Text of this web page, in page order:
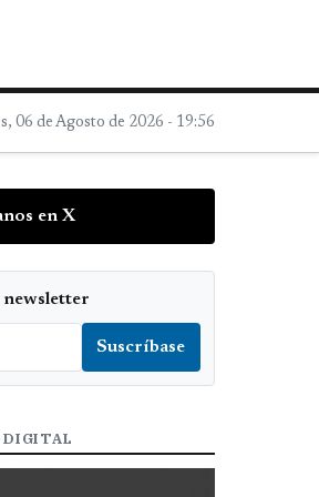
06 de Agosto de 2026 - 19:56
en X
DIGITAL